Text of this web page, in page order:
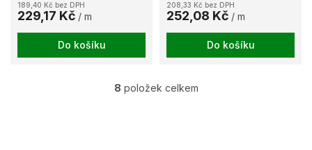
189,40 Kč bez DPH
229,17 Kč / m
Do košíku
208,33 Kč bez DPH
252,08 Kč / m
Do košíku
O
8 položek celkem